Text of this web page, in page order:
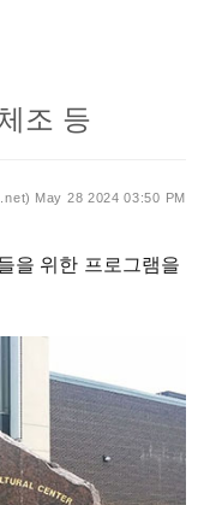
조 등
May 28 2024 03:50 PM
을 위한 프로그램을